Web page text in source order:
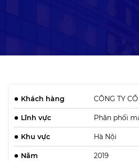
Khách hàng CÔNG TY
Lĩnh vực Phân phối
Khu vực Hà Nội
Năm 2019